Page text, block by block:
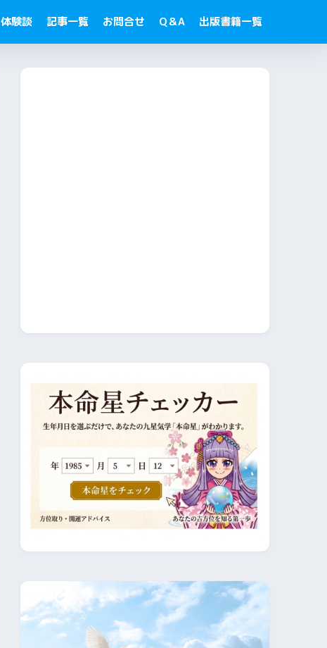
体験談 記事一覧 お問合せ Q＆A 出版書籍一覧